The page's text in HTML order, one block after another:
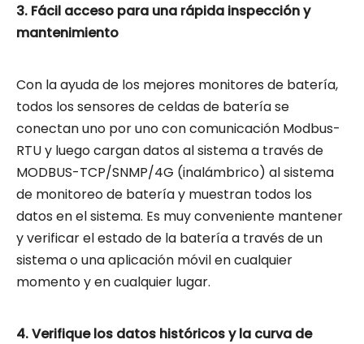
3. Fácil acceso para una rápida inspección y
mantenimiento
Con la ayuda de los mejores monitores de batería,
todos los sensores de celdas de batería se
conectan uno por uno con comunicación Modbus-
RTU y luego cargan datos al sistema a través de
MODBUS-TCP/SNMP/4G (inalámbrico) al sistema
de monitoreo de batería y muestran todos los
datos en el sistema. Es muy conveniente mantener
y verificar el estado de la batería a través de un
sistema o una aplicación móvil en cualquier
momento y en cualquier lugar.
4. Verifique los datos históricos y la curva de